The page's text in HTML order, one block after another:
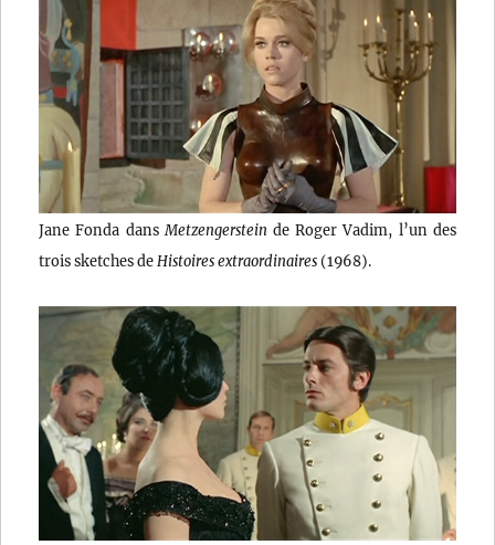
Jane Fonda dansMetzengerstein de Roger Vadim, l’un des
trois sketches deHistoires extraordinaires(1968).